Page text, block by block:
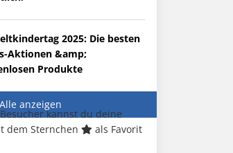
2025: Die besten
Aktionen &amp;
Produkte
Alle anzeigen
kannst du deine
dem Sternchen
als Favorit